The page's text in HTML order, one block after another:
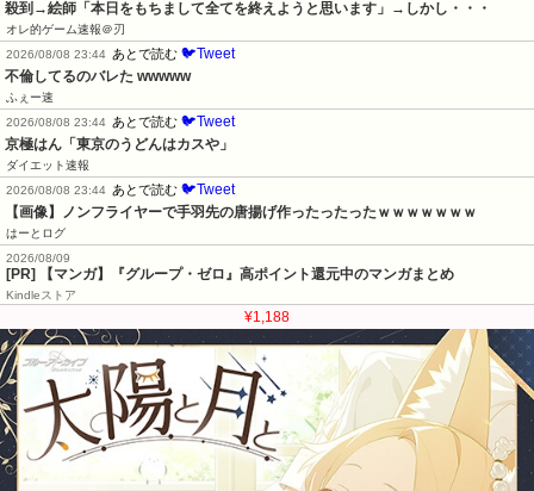
殺到→絵師「本日をもちまして全てを終えようと思います」→しかし・・・
オレ的ゲーム速報＠刃
2026/08/08 23:44 あとで読む 🐦Tweet
不倫してるのバレた wwwww
ふぇー速
2026/08/08 23:44 あとで読む 🐦Tweet
京極はん「東京のうどんはカスや」
ダイエット速報
2026/08/08 23:44 あとで読む 🐦Tweet
【画像】ノンフライヤーで手羽先の唐揚げ作ったったったｗｗｗｗｗｗｗ
はーとログ
2026/08/09
[PR] 【マンガ】『グループ・ゼロ』高ポイント還元中のマンガまとめ
Kindleストア
¥1,188